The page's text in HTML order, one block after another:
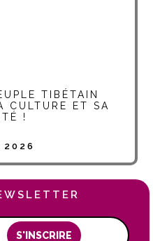
TIBÉTAIN
CULTURE ET SA
!
2026
S'INSCRIRE